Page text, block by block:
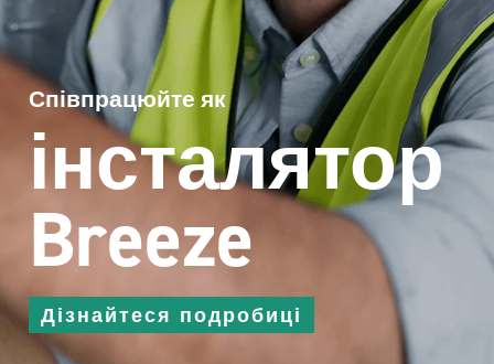
Співпрацюйте як
інсталятор
Breeze
Дізнайтеся подробиці